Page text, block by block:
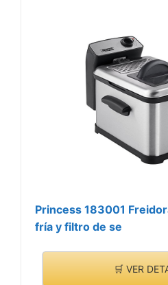
Princess 183001
fría y filtro de se
🛒 VER